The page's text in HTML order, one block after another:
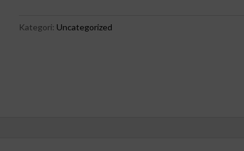
antall
Kategori: Uncategorized